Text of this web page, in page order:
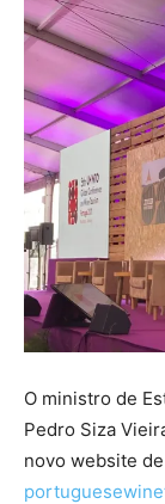
O ministro de
Pedro Siza
novo website